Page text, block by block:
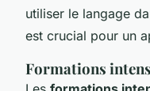
utiliser le langage
est crucial pour un
Formations